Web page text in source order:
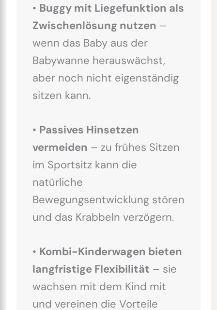
• Buggy mit Liegefunktion als
Zwischenlösung nutzen –
wenn das Baby aus der
Babywanne herauswächst,
aber noch nicht eigenständig
sitzen kann.
• Passives Hinsetzen
vermeiden – zu frühes Sitzen
im Sportsitz kann die
natürliche
Bewegungsentwicklung stören
und das Krabbeln verzögern.
• Kombi-Kinderwagen bieten
langfristige Flexibilität – sie
wachsen mit dem Kind mit
und vereinen die Vorteile